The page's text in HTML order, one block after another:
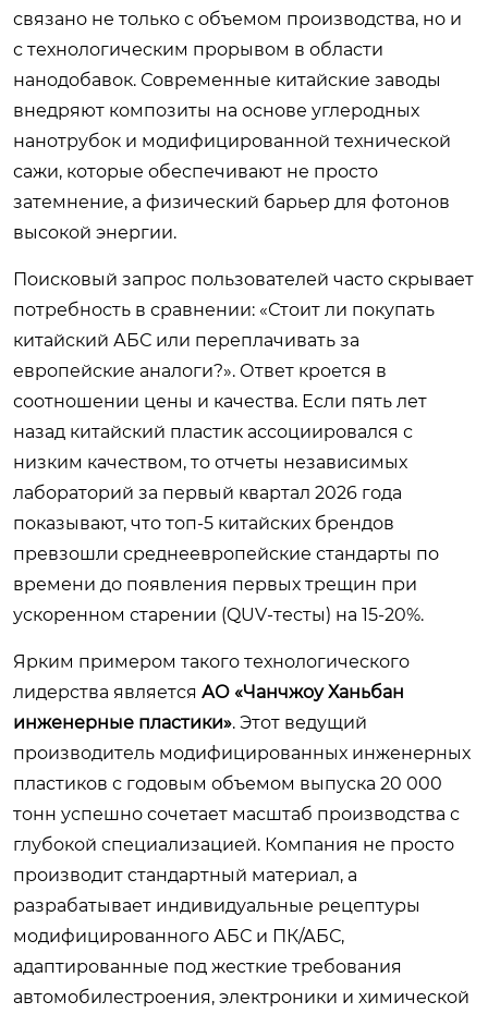
связано не только с объемом производства, но и
с технологическим прорывом в области
нанодобавок. Современные китайские заводы
внедряют композиты на основе углеродных
нанотрубок и модифицированной технической
сажи, которые обеспечивают не просто
затемнение, а физический барьер для фотонов
высокой энергии.
Поисковый запрос пользователей часто скрывает
потребность в сравнении: «Стоит ли покупать
китайский АБС или переплачивать за
европейские аналоги?». Ответ кроется в
соотношении цены и качества. Если пять лет
назад китайский пластик ассоциировался с
низким качеством, то отчеты независимых
лабораторий за первый квартал 2026 года
показывают, что топ-5 китайских брендов
превзошли среднеевропейские стандарты по
времени до появления первых трещин при
ускоренном старении (QUV-тесты) на 15-20%.
Ярким примером такого технологического
лидерства является АО «Чанчжоу Ханьбан
инженерные пластики». Этот ведущий
производитель модифицированных инженерных
пластиков с годовым объемом выпуска 20 000
тонн успешно сочетает масштаб производства с
глубокой специализацией. Компания не просто
производит стандартный материал, а
разрабатывает индивидуальные рецептуры
модифицированного АБС и ПК/АБС,
адаптированные под жесткие требования
автомобилестроения, электроники и химической